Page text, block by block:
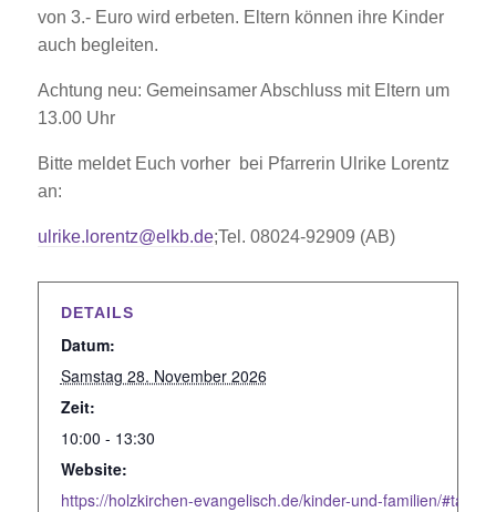
von 3.- Euro wird erbeten. Eltern können ihre Kinder
auch begleiten.
Achtung neu: Gemeinsamer Abschluss mit Eltern um
13.00 Uhr
Bitte meldet Euch vorher bei Pfarrerin Ulrike Lorentz
an:
ulrike.lorentz@elkb.de;Tel. 08024-92909 (AB)
DETAILS
Datum:
Samstag 28. November 2026
Zeit:
10:00 - 13:30
Website:
https://holzkirchen-evangelisch.de/kinder-und-familien/#tab-